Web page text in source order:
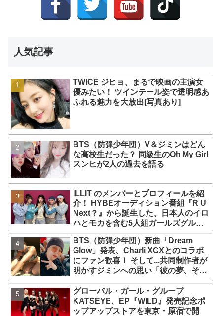
人気記事
TWICE ジヒョ、まるで映画の主演女
優みたい！ ツインテール姿で透明感あ
ふれる魅力を大放出[写真あり]
BTS（防弾少年団）V＆ジミンはどん
な高校生だった？ 同級生のOh My Girl
スンヒが2人の過去を語る
ILLIT のメンバーとプロフィールを紹
介！ HYBEオーディション番組『R U
Next？』から誕生した、日本人のイロ
ハとモカを含む5人組ガールズグルー
プ！ デビュー曲「Magnetic」がいき
なりの大ヒット
BTS（防弾少年団）新曲「Dream
Glow」発表、Charli XCXとのコラボ
にファン歓喜！ そして...共同制作者が
明かすジミンへの思い「彼の夢、そし
て彼の絶望から生まれた歌」
グローバル・ガール・グループ
KATSEYE、EP『WILD』発売記念ポ
ップアップストアを東京・原宿で開